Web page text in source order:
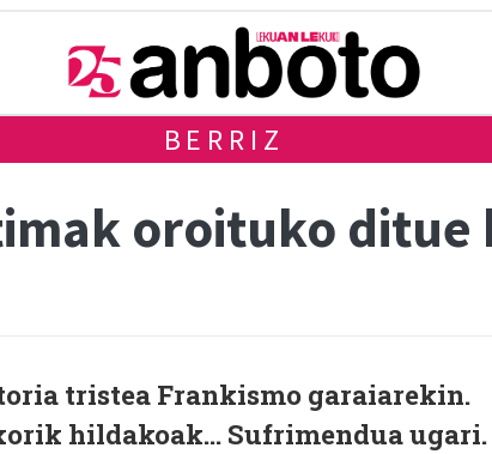
BERRIZ
oroituko ditue
tristea Frankismo garaiarekin.
hildakoak… Sufrimendua ugari.